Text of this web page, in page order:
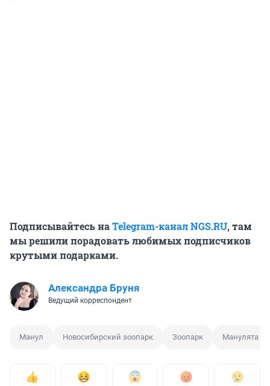
Подписывайтесь наTelegram-канал NGS.RU, там
мы решили порадовать любимых подписчиков
крутыми подарками.
Александра Бруня
Ведущий корреспондент
Манул Новосибирский зоопарк Зоопарк Манулята